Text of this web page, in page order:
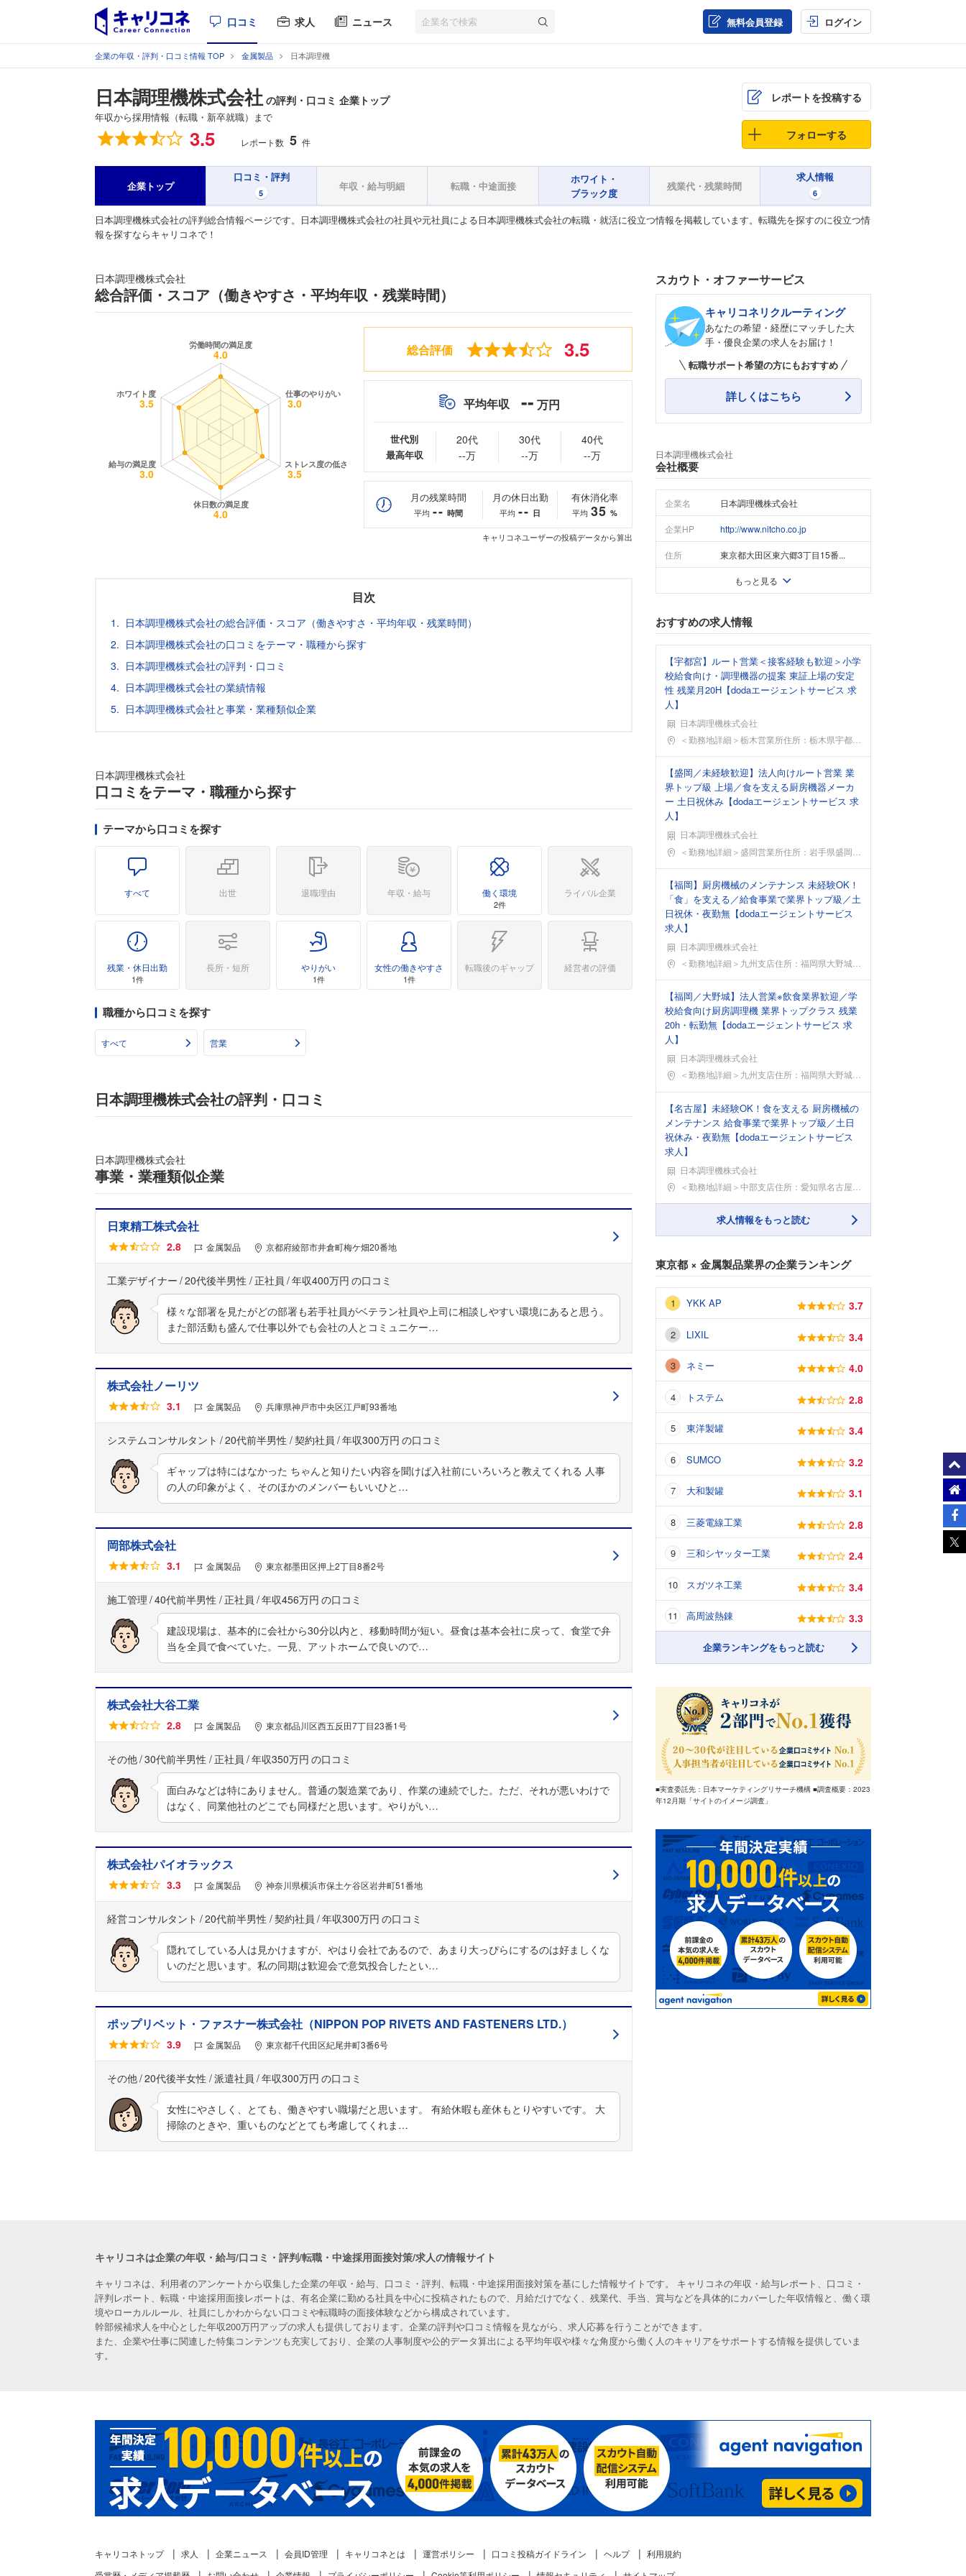
口コミ 求人 ニュース 無料会員登録 ログイン
企業の年収・評判・口コミ情報 TOP 金属製品 日本調理機
日本調理機株式会社 の評判・口コミ 企業トップ
年収から採用情報（転職・新卒就職）まで
総合評価 3.5 レポート数 5 件
レポートを投稿する
フォローする
企業トップ
口コミ・評判
5
年収・給与明細 転職・中途面接
ホワイト・
ブラック度
残業代・残業時間
求人情報
6
日本調理機株式会社の評判総合情報ページです。日本調理機株式会社の社員や元社員による日本調理機株式会社の転職・就活に役立つ情報を掲載しています。転職先を探すのに役立つ情
報を探すならキャリコネで！
フォローしました
こちらの企業もフォローしませんか？
日本調理機株式会社
総合評価・スコア（働きやすさ・平均年収・残業時間）
総合評価 3.5
平均年収 -- 万円
世代別
最高年収
20代
--万
30代
--万
40代
--万
月の残業時間
平均 -- 時間
月の休日出勤
平均 -- 日
有休消化率
平均 35 %
キャリコネユーザーの投稿データから算出
目次
日本調理機株式会社の総合評価・スコア（働きやすさ・平均年収・残業時間）
日本調理機株式会社の口コミをテーマ・職種から探す
日本調理機株式会社の評判・口コミ
日本調理機株式会社の業績情報
日本調理機株式会社と事業・業種類似企業
日本調理機株式会社
口コミをテーマ・職種から探す
テーマから口コミを探す
すべて 出世 退職理由 年収・給与 働く環境
2件
ライバル企業
残業・休日出勤
1件
長所・短所 やりがい
1件
女性の働きやすさ
1件
転職後のギャップ 経営者の評価
職種から口コミを探す
すべて 営業
日本調理機株式会社の評判・口コミ
日本調理機株式会社
事業・業種類似企業
日東精工株式会社
2.8 金属製品 京都府綾部市井倉町梅ケ畑20番地
工業デザイナー 20代後半男性 正社員 年収400万円
様々な部署を見たがどの部署も若手社員がベテラン社員や上司に相談しやすい環境にあると思う。
また部活動も盛んで仕事以外でも会社の人とコミュニケー…
株式会社ノーリツ
3.1 金属製品 兵庫県神戸市中央区江戸町93番地
システムコンサルタント 20代前半男性 契約社員 年収300万円
ギャップは特にはなかった ちゃんと知りたい内容を聞けば入社前にいろいろと教えてくれる 人事
の人の印象がよく、そのほかのメンバーもいいひと…
岡部株式会社
3.1 金属製品 東京都墨田区押上2丁目8番2号
施工管理 40代前半男性 正社員 年収456万円
建設現場は、基本的に会社から30分以内と、移動時間が短い。昼食は基本会社に戻って、食堂で弁
当を全員で食べていた。一見、アットホームで良いので…
株式会社大谷工業
2.8 金属製品 東京都品川区西五反田7丁目23番1号
その他 30代前半男性 正社員 年収350万円
面白みなどは特にありません。普通の製造業であり、作業の連続でした。ただ、それが悪いわけで
はなく、同業他社のどこでも同様だと思います。やりがい…
株式会社パイオラックス
3.3 金属製品 神奈川県横浜市保土ケ谷区岩井町51番地
経営コンサルタント 20代前半男性 契約社員 年収300万円
隠れてしている人は見かけますが、やはり会社であるので、あまり大っぴらにするのは好ましくな
いのだと思います。私の同期は歓迎会で意気投合したとい…
ポップリベット・ファスナー株式会社（NIPPON POP RIVETS AND FASTENERS LTD.）
3.9 金属製品 東京都千代田区紀尾井町3番6号
その他 20代後半女性 派遣社員 年収300万円
女性にやさしく、とても、働きやすい職場だと思います。 有給休暇も産休もとりやすいです。 大
掃除のときや、重いものなどとても考慮してくれま…
スカウト・オファーサービス
キャリコネリクルーティング
あなたの希望・経歴にマッチした大
手・優良企業の求人をお届け！
転職サポート希望の方にもおすすめ
詳しくはこちら
日本調理機株式会社
会社概要
企業名 日本調理機株式会社
企業HP http://www.nitcho.co.jp
住所 東京都大田区東六郷3丁目15番...
もっと見る
おすすめの求人情報
【宇都宮】ルート営業＜接客経験も歓迎＞小学
校給食向け・調理機器の提案 東証上場の安定
性 残業月20H【dodaエージェントサービス 求
人】
日本調理機株式会社
勤務地＜勤務地詳細＞栃木営業所住所：栃木県宇都宮市江曽島
【盛岡／未経験歓迎】法人向けルート営業 業
界トップ級 上場／食を支える厨房機器メーカ
ー 土日祝休み【dodaエージェントサービス 求
人】
日本調理機株式会社
勤務地＜勤務地詳細＞盛岡営業所住所：岩手県盛岡市みたけ5
【福岡】厨房機械のメンテナンス 未経験OK！
「食」を支える／給食事業で業界トップ級／土
日祝休・夜勤無【dodaエージェントサービス
求人】
日本調理機株式会社
勤務地＜勤務地詳細＞九州支店住所：福岡県大野城市瓦田4-
【福岡／大野城】法人営業※飲食業界歓迎／学
校給食向け厨房調理機 業界トップクラス 残業
20h・転勤無【dodaエージェントサービス 求
人】
日本調理機株式会社
勤務地＜勤務地詳細＞九州支店住所：福岡県大野城市瓦田4-
【名古屋】未経験OK！食を支える 厨房機械の
メンテナンス 給食事業で業界トップ級／土日
祝休み・夜勤無【dodaエージェントサービス
求人】
日本調理機株式会社
勤務地＜勤務地詳細＞中部支店住所：愛知県名古屋市名東区野
求人情報をもっと読む
東京都 × 金属製品業界の企業ランキング
YKK AP 3.7
LIXIL 3.4
ネミー 4.0
トステム 2.8
東洋製罐 3.4
SUMCO 3.2
大和製罐 3.1
三菱電線工業 2.8
三和シヤッター工業 2.4
スガツネ工業 3.4
高周波熱錬 3.3
企業ランキングをもっと読む
■実査委託先：日本マーケティングリサーチ機構 ■調査概要：2023
年12月期「サイトのイメージ調査」
キャリコネは企業の年収・給与/口コミ・評判/転職・中途採用面接対策/求人の情報サイト
キャリコネは、利用者のアンケートから収集した企業の年収・給与、口コミ・評判、転職・中途採用面接対策を基にした情報サイトです。 キャリコネの年収・給与レポート、口コミ・
評判レポート、転職・中途採用面接レポートは、有名企業に勤める社員を中心に投稿されたもので、月給だけでなく、残業代、手当、賞与などを具体的にカバーした年収情報と、働く環
境やローカルルール、社員にしかわからない口コミや転職時の面接体験などから構成されています。
幹部候補求人を中心とした年収200万円アップの求人も提供しております。企業の評判や口コミ情報を見ながら、求人応募を行うことができます。
また、企業や仕事に関連した特集コンテンツも充実しており、企業の人事制度や公的データ算出による平均年収や様々な角度から働く人のキャリアをサポートする情報を提供していま
す。
キャリコネトップ 求人 企業ニュース 会員ID管理 キャリコネとは 運営ポリシー 口コミ投稿ガイドライン ヘルプ
利用規約